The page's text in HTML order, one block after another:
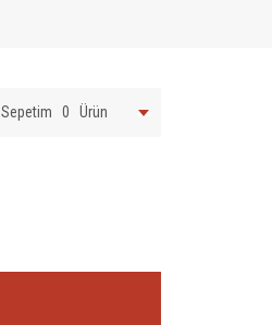
Sepetim 0 Ürün